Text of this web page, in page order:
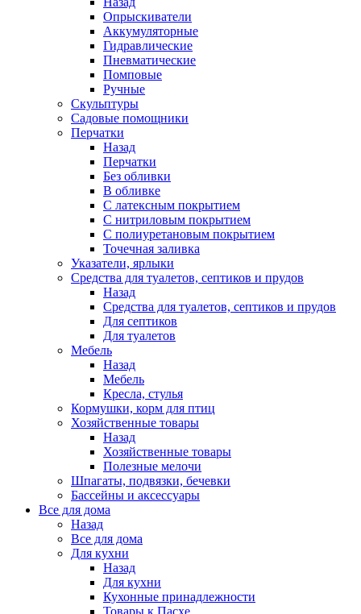
Опрыскиватели
Аккумуляторные
Гидравлические
Пневматические
Помповые
Ручные
Скульптуры
Садовые помощники
Перчатки
Назад
Перчатки
Без обливки
В обливке
С латексным покрытием
С нитриловым покрытием
С полиуретановым покрытием
Точечная заливка
Указатели, ярлыки
Средства для туалетов, септиков и прудов
Назад
Средства для туалетов, септиков и прудов
Для септиков
Для туалетов
Мебель
Назад
Мебель
Кресла, стулья
Кормушки, корм для птиц
Хозяйственные товары
Назад
Хозяйственные товары
Полезные мелочи
Шпагаты, подвязки, бечевки
Бассейны и аксессуары
Все для дома
Назад
Все для дома
Для кухни
Назад
Для кухни
Кухонные принадлежности
Товары к Пасхе